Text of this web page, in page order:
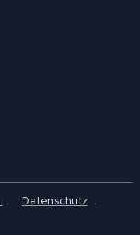
. Datenschutz.